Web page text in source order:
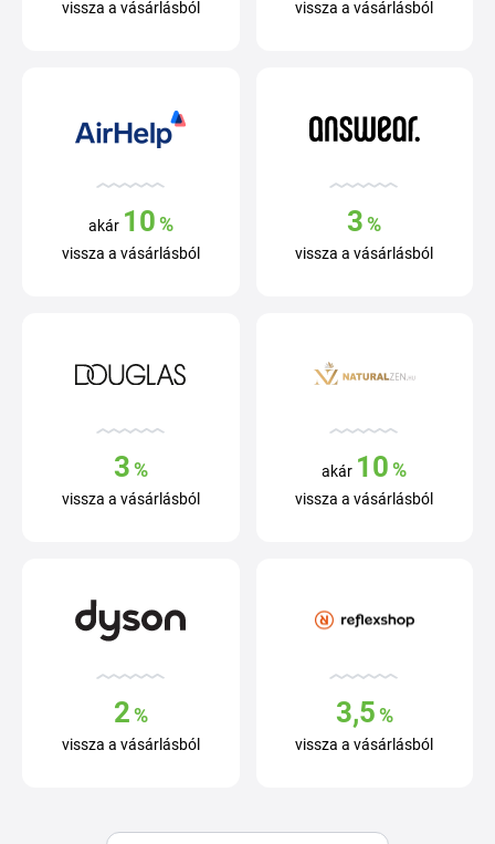
vissza a vásárlásból vissza a vásárlásból
akár 10%
vissza a vásárlásból
3 %
vissza a vásárlásból
3%
vissza a vásárlásból
akár 10 %
vissza a vásárlásból
2%
vissza a vásárlásból
3,5%
vissza a vásárlásból